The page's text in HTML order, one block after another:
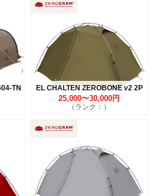
TN EL CHALTEN ZEROBONE v2 2P
25,000〜30,000円
（ランク：）